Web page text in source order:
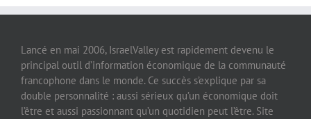
Lancé en mai 2006, IsraelValley est rapidement devenu le
principal outil d’information économique de la communauté
francophone dans le monde. Ce succès s’explique par sa
double personnalité : aussi sérieux qu’un économique doit
l’être et aussi passionnant qu’un quotidien peut l’être. Site